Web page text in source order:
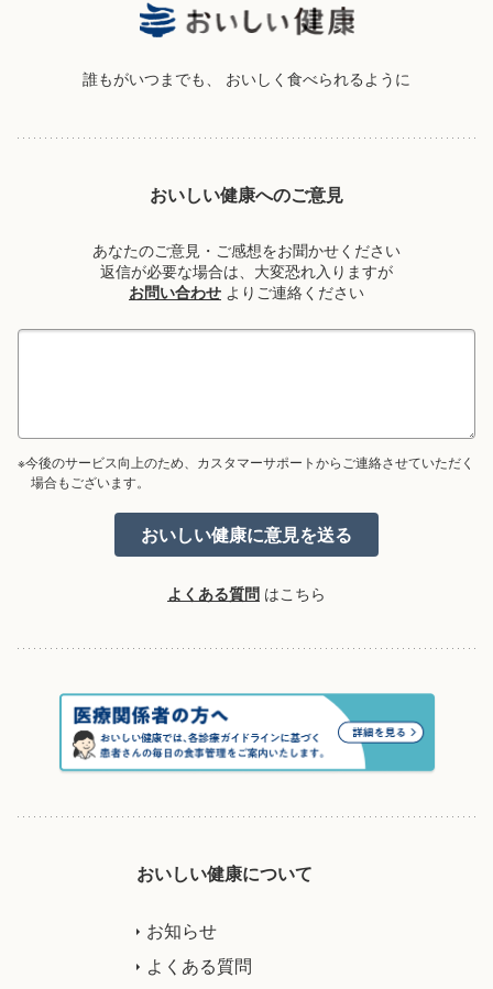
誰もがいつまでも、 おいしく食べられるように
おいしい健康へのご意見
あなたのご意見・ご感想をお聞かせください
返信が必要な場合は、大変恐れ入りますが
お問い合わせ よりご連絡ください
※今後のサービス向上のため、カスタマーサポートからご連絡させていただく
場合もございます。
よくある質問 はこちら
おいしい健康について
お知らせ
よくある質問